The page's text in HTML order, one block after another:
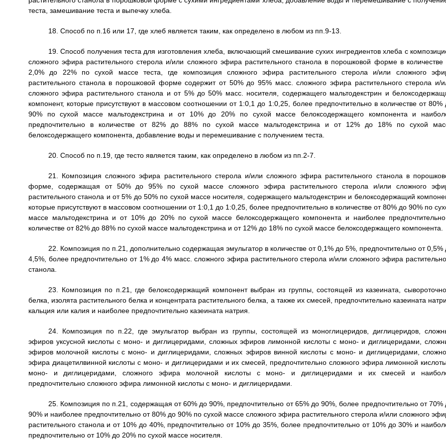
теста, замешивание теста и выпечку хлеба.
18. Способ по п.16 или 17, где хлеб является таким, как определено в любом из пп.9-13.
19. Способ получения теста для изготовления хлеба, включающий смешивание сухих ингредиентов хлеба с
сложного эфира растительного стерола и/или сложного эфира растительного станола в порошковой форме в количестве
2,0% до 22% по сухой массе теста, где композиция сложного эфира растительного стерола и/или сложного
растительного станола в порошковой форме содержит от 50% до 95% масс. сложного эфира растительного стерола и/
сложного эфира растительного станола и от 5% до 50% масс. носителя, содержащего мальтодекстрин и
компонент, которые присутствуют в массовом соотношении от 1:0,1 до 1:0,25, более предпочтительно в количестве от 80%
90% по сухой массе мальтодекстрина и от 10% до 20% по сухой массе белоксодержащего компонента и
предпочтительно в количестве от 82% до 88% по сухой массе мальтодекстрина и от 12% до 18% по сухой
белоксодержащего компонента, добавление воды и перемешивание с получением теста.
20. Способ по п.19, где тесто является таким, как определено в любом из пп.2-7.
21. Композиция сложного эфира растительного стерола и/или сложного эфира растительного станола в
форме, содержащая от 50% до 95% по сухой массе сложного эфира растительного стерола и/или сложного
растительного станола и от 5% до 50% по сухой массе носителя, содержащего мальтодекстрин и белоксодержащий
которые присутствуют в массовом соотношении от 1:0,1 до 1:0,25, более предпочтительно в количестве от 80% до 90% по
массе мальтодекстрина и от 10% до 20% по сухой массе белоксодержащего компонента и наиболее
количестве от 82% до 88% по сухой массе мальтодекстрина и от 12% до 18% по сухой массе белоксодержащего компонента.
22. Композиция по п.21, дополнительно содержащая эмульгатор в количестве от 0,1% до 5%, предпочтительно от 0,5%
4,5%, более предпочтительно от 1% до 4% масс. сложного эфира растительного стерола и/или сложного эфира
станола.
23. Композиция по п.21, где белоксодержащий компонент выбран из группы, состоящей из казеината,
белка, изолята растительного белка и концентрата растительного белка, а также их смесей, предпочтительно казеината
кальция или калия и наиболее предпочтительно казеината натрия.
24. Композиция по п.22, где эмульгатор выбран из группы, состоящей из моноглицеридов, диглицеридов,
эфиров уксусной кислоты с моно- и диглицеридами, сложных эфиров лимонной кислоты с моно- и диглицеридами,
эфиров молочной кислоты с моно- и диглицеридами, сложных эфиров винной кислоты с моно- и диглицеридами,
эфира диацетилвинной кислоты с моно- и диглицеридами и их смесей, предпочтительно сложного эфира лимонной
моно- и диглицеридами, сложного эфира молочной кислоты с моно- и диглицеридами и их смесей и
предпочтительно сложного эфира лимонной кислоты с моно- и диглицеридами.
25. Композиция по п.21, содержащая от 60% до 90%, предпочтительно от 65% до 90%, более предпочтительно от 70%
90% и наиболее предпочтительно от 80% до 90% по сухой массе сложного эфира растительного стерола и/или сложного
растительного станола и от 10% до 40%, предпочтительно от 10% до 35%, более предпочтительно от 10% до 30% и
предпочтительно от 10% до 20% по сухой массе носителя.